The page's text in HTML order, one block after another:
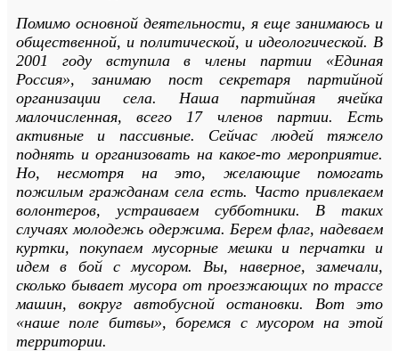
Помимо основной деятельности, я еще занимаюсь и
общественной, и политической, и идеологической. В
2001 году вступила в члены партии «Единая
Россия», занимаю пост секретаря партийной
организации села. Наша партийная ячейка
малочисленная, всего 17 членов партии. Есть
активные и пассивные. Сейчас людей тяжело
поднять и организовать на какое-то мероприятие.
Но, несмотря на это, желающие помогать
пожилым гражданам села есть. Часто привлекаем
волонтеров, устраиваем субботники. В таких
случаях молодежь одержима. Берем флаг, надеваем
куртки, покупаем мусорные мешки и перчатки и
идем в бой с мусором. Вы, наверное, замечали,
сколько бывает мусора от проезжающих по трассе
машин, вокруг автобусной остановки. Вот это
«наше поле битвы», боремся с мусором на этой
территории.